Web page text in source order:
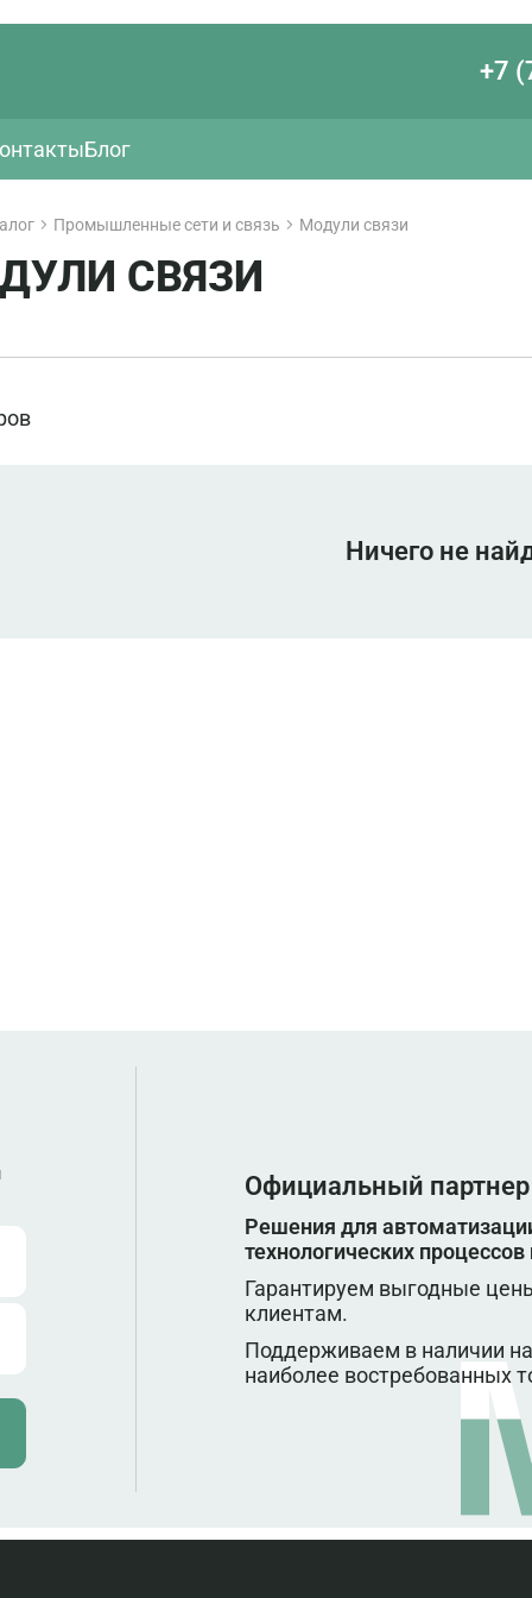
+7
Блог
Промышленные сети и связь Модули связи
СВЯЗИ
Ничего не
Официальный
Решения для
технологических
Гарантируем выгодные
клиентам.
Поддерживаем в наличии
наиболее востребованных